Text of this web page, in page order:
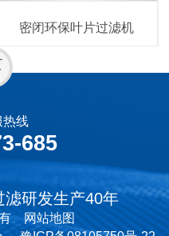
密闭环保叶片过滤机
热线
685
研发生产40年
网站地图